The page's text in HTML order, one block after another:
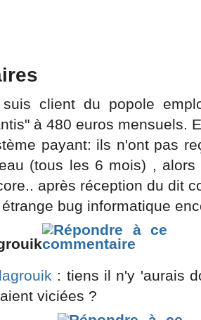
client du popole
à 480 euros mensuels.
payant: ils n'ont pas
(tous les 6 mois) ,
après réception du dit
étrange bug informatique
: tiens il n'y 'aurais
viciées ?